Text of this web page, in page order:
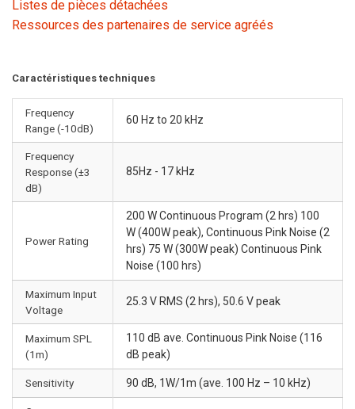
Listes de pièces détachées
Ressources des partenaires de service agréés
Caractéristiques techniques
Frequency
Range (-10dB)
60 Hz to 20 kHz
Frequency
Response (±3
dB)
85Hz - 17 kHz
Power Rating
200 W Continuous Program (2 hrs) 100
W (400W peak), Continuous Pink Noise (2
hrs) 75 W (300W peak) Continuous Pink
Noise (100 hrs)
Maximum Input
Voltage
25.3 V RMS (2 hrs), 50.6 V peak
Maximum SPL
(1m)
110 dB ave. Continuous Pink Noise (116
dB peak)
Sensitivity 90 dB, 1W/1m (ave. 100 Hz – 10 kHz)